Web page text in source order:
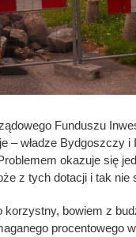
Funduszu
– władze Bydgoszczy i
okazuje się
z tych dotacji i tak nie
bowiem z
procentowego